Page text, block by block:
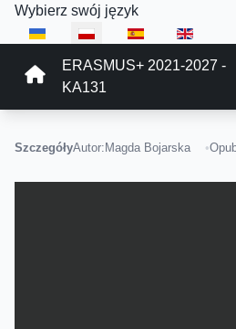
Wybierz swój język
ERASMUS+ 2021-2027 -
KA131
SzczegółyAutor: Magda Bojarska